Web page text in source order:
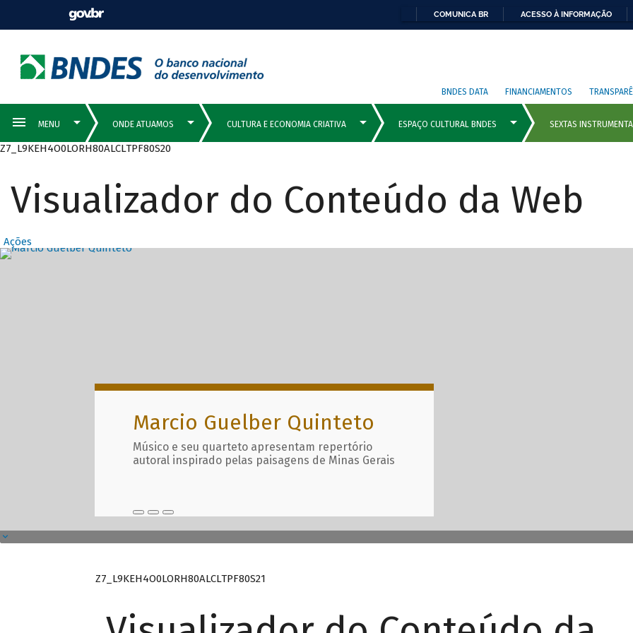
COMUNICA BR ACESSO À INFORMAÇÃO
BNDES DATA FINANCIAMENTOS
Z7_L9KEH4O0LORH80ALCLTPF80S20
Visualizador do Conteúdo da Web
Ações
Destaques Principais com
Marcio Guelber Quinteto
Músico e seu quarteto apresentam repertório
autoral inspirado pelas paisagens de Minas Gerais
Z7_L9KEH4O0LORH80ALCLTPF80S21